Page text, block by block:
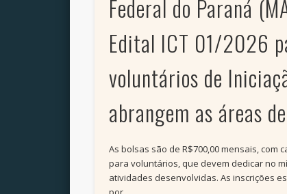
Federal do Paraná
Edital ICT 01/2026
voluntários de
abrangem as áreas
As bolsas são de R$700,00 mensais,
para voluntários, que devem dedicar no
atividades desenvolvidas. As inscrições